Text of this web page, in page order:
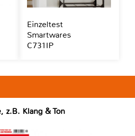
z.B. Klang & Ton
Einzeltest
Smartwares
C731IP